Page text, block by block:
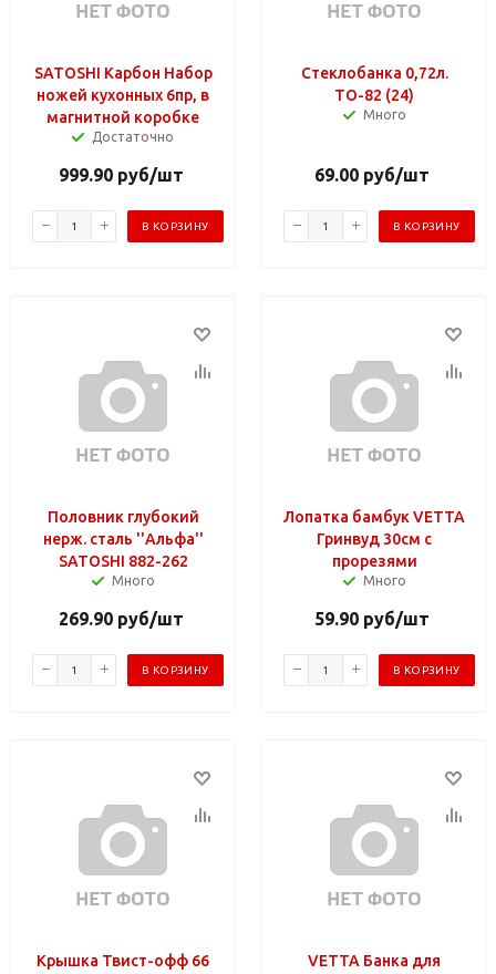
SATOSHI Карбон Набор
ножей кухонных 6пр, в
магнитной коробке
Достаточно
999.90руб/шт
В КОРЗИНУ
Стеклобанка 0,72л.
ТО-82 (24)
Много
69.00 руб/шт
В КОРЗИНУ
Половник глубокий
нерж. сталь ''Альфа''
SATOSHI 882-262
Много
269.90руб/шт
В КОРЗИНУ
Лопатка бамбук VETTA
Гринвуд 30см с
прорезями
Много
59.90 руб/шт
В КОРЗИНУ
Крышка Твист-офф 66
VETTA Банка для